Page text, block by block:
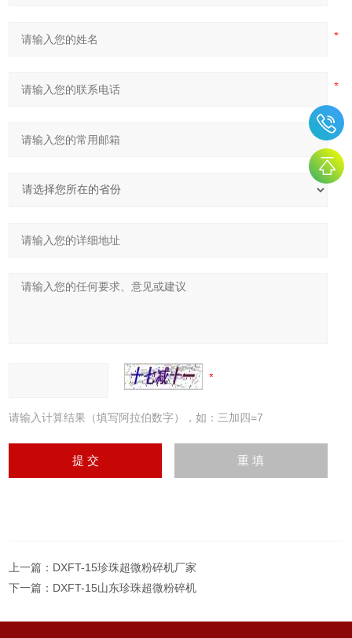
请输入计算结果（填写阿拉伯数字），如：三加四=7
上一篇： DXFT-15珍珠超微粉碎机厂家
下一篇： DXFT-15山东珍珠超微粉碎机